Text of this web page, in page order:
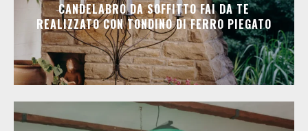
CANDELABRO DA SOFFITTO FAI DA TE
REALIZZATO CON TONDINO DI FERRO PIEGATO